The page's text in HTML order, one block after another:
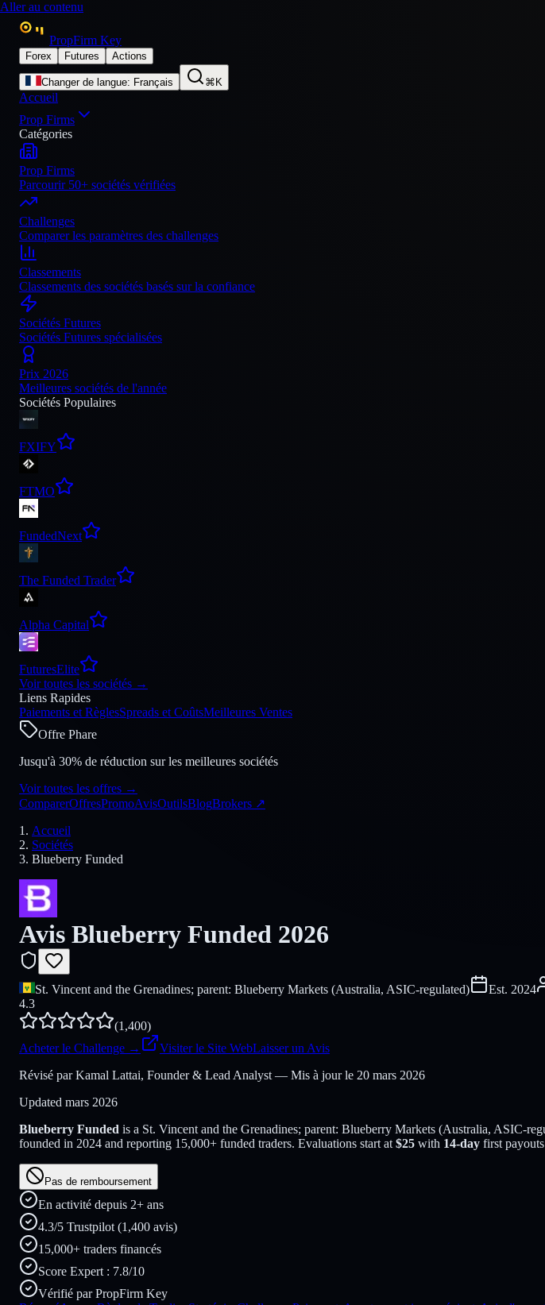
Aller au contenu
PropFirm Key
Forex Futures Actions
Changer de langue: Français ⌘K
Accueil
Prop Firms
Catégories
Prop Firms
Parcourir 50+ sociétés vérifiées
Challenges
Comparer les paramètres des challenges
Classements
Classements des sociétés basés sur la confiance
Sociétés Futures
Sociétés Futures spécialisées
Prix 2026
Meilleures sociétés de l'année
Sociétés Populaires
FXIFY
FTMO
FundedNext
The Funded Trader
Alpha Capital
FuturesElite
Voir toutes les sociétés →
Liens Rapides
Paiements et RèglesSpreads et CoûtsMeilleures Ventes
Offre Phare
Jusqu'à 30% de réduction sur les meilleures sociétés
Voir toutes les offres →
ComparerOffresPromoAvisOutilsBlogBrokers ↗
Accueil
Sociétés
Blueberry Funded
Avis Blueberry Funded 2026
St. Vincent and the Grenadines; parent: Blueberry Markets (Australia, ASIC-regulated) Est. 2024
4.3
(1,400)
Acheter le Challenge → Visiter le Site WebLaisser un Avis
Révisé par Kamal Lattai, Founder & Lead Analyst — Mis à jour le 20 mars 2026
Updated mars 2026
Blueberry Funded is a St. Vincent and the Grenadines; parent: Blueberry Markets (Australia, ASIC-
founded in 2024 and reporting 15,000+ funded traders. Evaluations start at $25 with 14-day first
Pas de remboursement
En activité depuis 2+ ans
4.3/5 Trustpilot (1,400 avis)
15,000+ traders financés
Score Expert : 7.8/10
Vérifié par PropFirm Key